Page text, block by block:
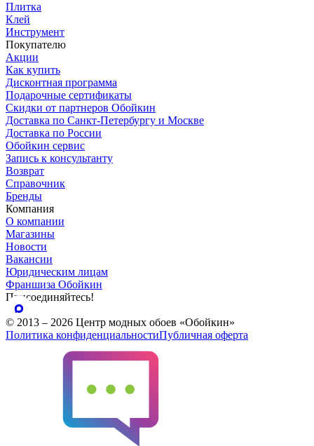
Плитка
Клей
Инструмент
Покупателю
Акции
Как купить
Дисконтная программа
Подарочные сертификаты
Скидки от партнеров Обойкин
Доставка по Санкт-Петербургу и Москве
Доставка по России
Обойкин сервис
Запись к консультанту
Возврат
Справочник
Бренды
Компания
О компании
Магазины
Новости
Вакансии
Юридическим лицам
Франшиза Обойкин
Присоединяйтесь!
© 2013 – 2026 Центр модных обоев «Обойкин»
Политика конфиденциальностиПубличная оферта